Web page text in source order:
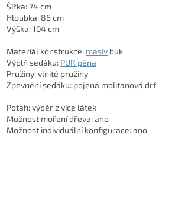
Šířka: 74 cm
Hloubka: 86 cm
Výška: 104 cm
Materiál konstrukce: masiv buk
Výplň sedáku: PUR pěna
Pružiny: vlnité pružiny
Zpevnění sedáku: pojená molitanová drť
Potah: výběr z více látek
Možnost moření dřeva: ano
Možnost individuální konfigurace: ano